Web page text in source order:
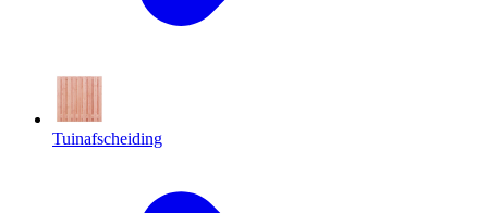
Tuinafscheiding